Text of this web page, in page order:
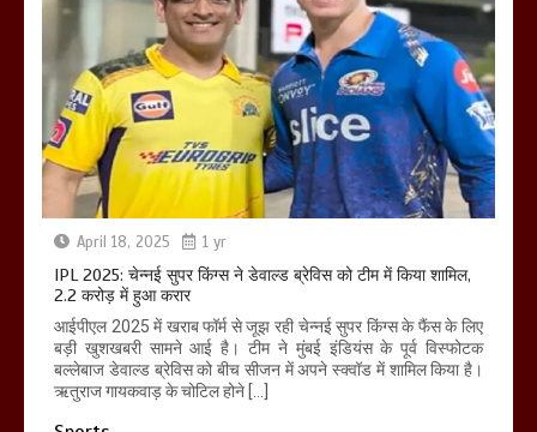
April 18, 2025 1 yr
IPL 2025: चेन्नई सुपर किंग्स ने डेवाल्ड ब्रेविस को टीम में किया शामिल,
2.2 करोड़ में हुआ करार
आईपीएल 2025 में खराब फॉर्म से जूझ रही चेन्नई सुपर किंग्स के फैंस के लिए
बड़ी खुशखबरी सामने आई है। टीम ने मुंबई इंडियंस के पूर्व विस्फोटक
बल्लेबाज डेवाल्ड ब्रेविस को बीच सीजन में अपने स्क्वॉड में शामिल किया है।
ऋतुराज गायकवाड़ के चोटिल होने […]